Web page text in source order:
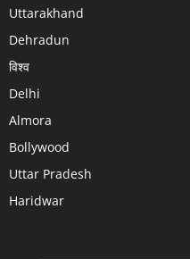
Uttarakhand
Dehradun
विश्व
Delhi
Almora
Bollywood
Uttar Pradesh
Haridwar